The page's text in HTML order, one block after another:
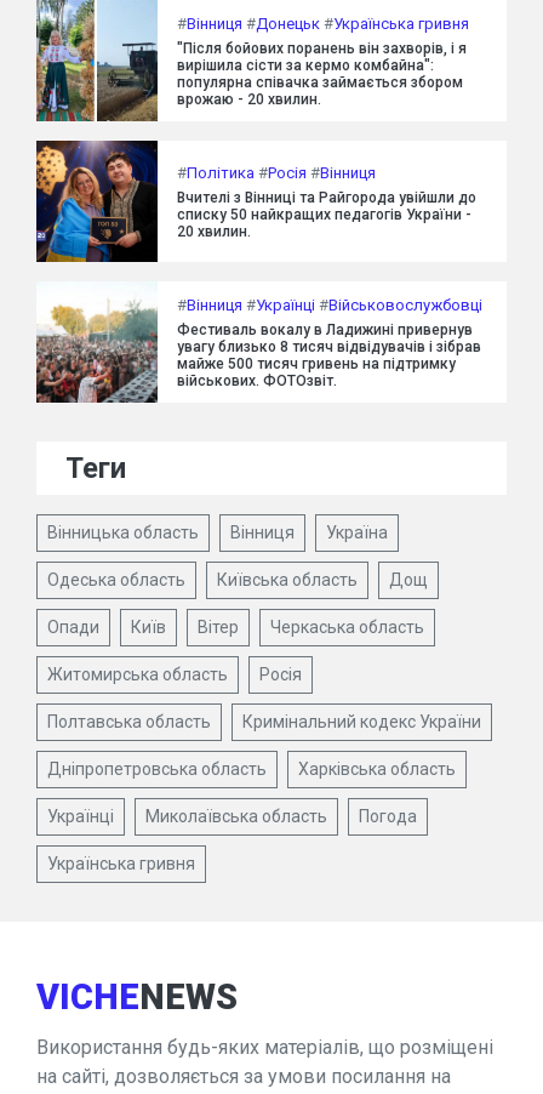
#Вінниця #Донецьк #Українська гривня
"Після бойових поранень він захворів, і я
вирішила сісти за кермо комбайна":
популярна співачка займається збором
врожаю - 20 хвилин.
#Політика #Росія #Вінниця
Вчителі з Вінниці та Райгорода увійшли до
списку 50 найкращих педагогів України -
20 хвилин.
#Вінниця #Українці #Військовослужбовці
Фестиваль вокалу в Ладижині привернув
увагу близько 8 тисяч відвідувачів і зібрав
майже 500 тисяч гривень на підтримку
військових. ФОТОзвіт.
Теги
Вінницька область Вінниця Україна
Одеська область Київська область Дощ
Опади Київ Вітер Черкаська область
Житомирська область Росія
Полтавська область Кримінальний кодекс України
Дніпропетровська область Харківська область
Українці Миколаївська область Погода
Українська гривня
VICHENEWS
Використання будь-яких матеріалів, що розміщені
на сайті, дозволяється за умови посилання на